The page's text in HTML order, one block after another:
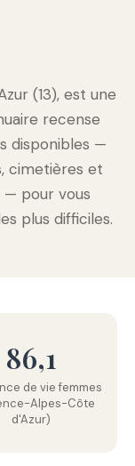
(13), est une
recense
disponibles —
cimetières et
— pour vous
plus difficiles.
86,1
de vie femmes
Alpes-Côte
d'Azur)